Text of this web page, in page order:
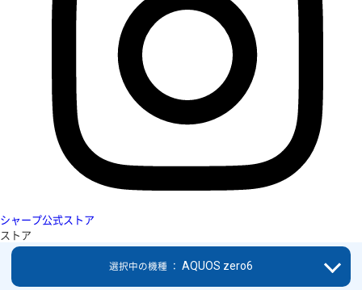
シャープ公式ストア
ストア
選択中の機種 ： AQUOS zero6